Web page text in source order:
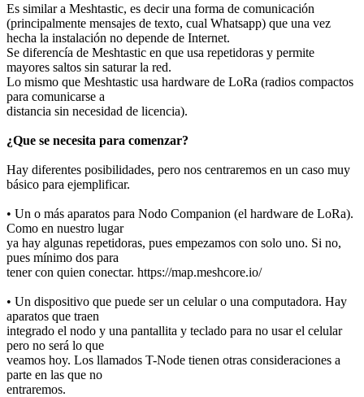
Es similar a Meshtastic, es decir una forma de comunicación
(principalmente mensajes de texto, cual Whatsapp) que una vez
hecha la instalación no depende de Internet.
Se diferencía de Meshtastic en que usa repetidoras y permite
mayores saltos sin saturar la red.
Lo mismo que Meshtastic usa hardware de LoRa (radios compactos
para comunicarse a
distancia sin necesidad de licencia).
¿Que se necesita para comenzar?
Hay diferentes posibilidades, pero nos centraremos en un caso muy
básico para ejemplificar.
• Un o más aparatos para Nodo Companion (el hardware de LoRa).
Como en nuestro lugar
ya hay algunas repetidoras, pues empezamos con solo uno. Si no,
pues mínimo dos para
tener con quien conectar. https://map.meshcore.io/
• Un dispositivo que puede ser un celular o una computadora. Hay
aparatos que traen
integrado el nodo y una pantallita y teclado para no usar el celular
pero no será lo que
veamos hoy. Los llamados T-Node tienen otras consideraciones a
parte en las que no
entraremos.